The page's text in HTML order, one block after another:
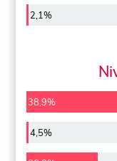
2,1%
38,9%
4,5%